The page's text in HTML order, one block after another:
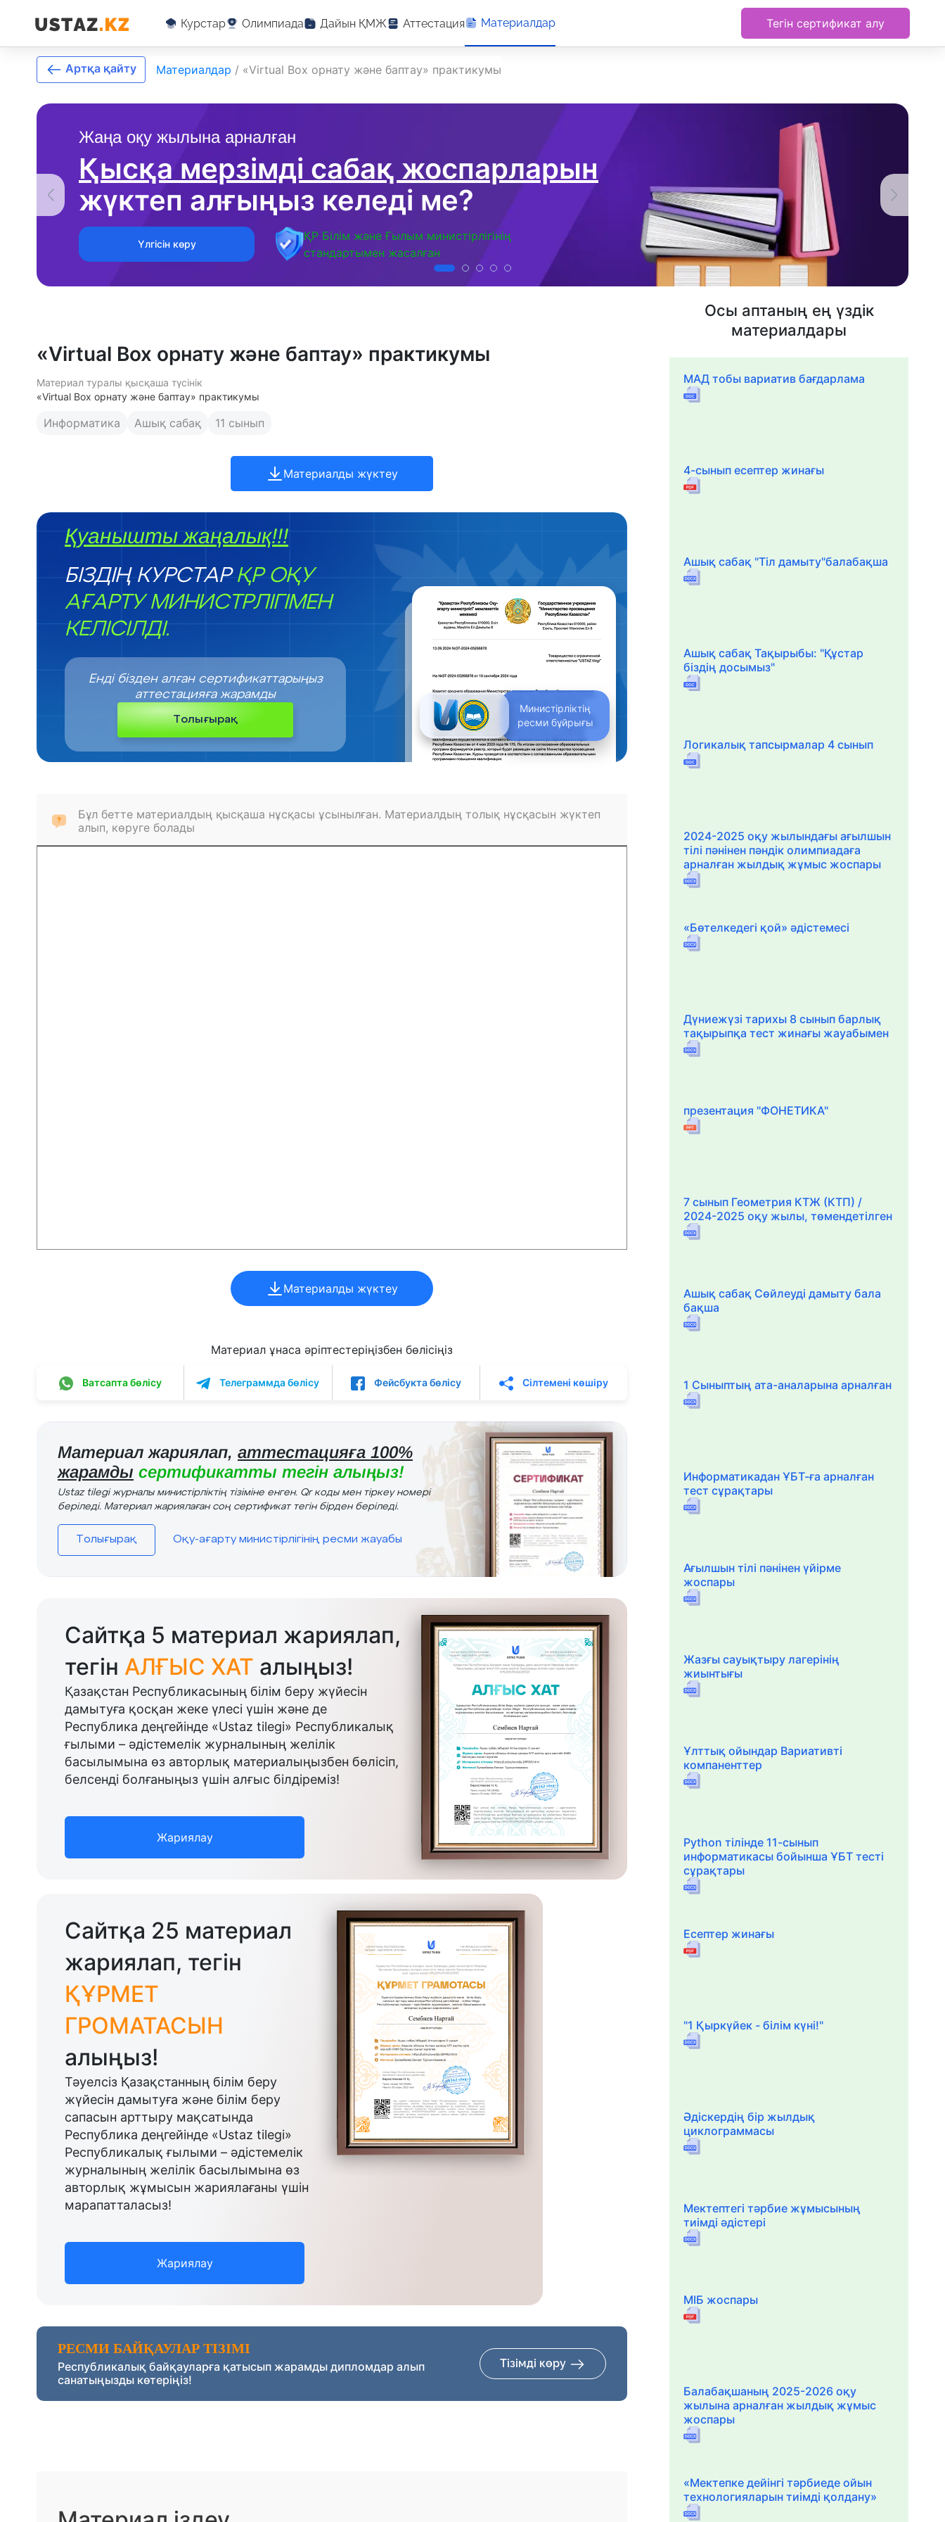
Курстар Олимпиада Дайын ҚМЖ Аттестация Материалдар Тегін сертификат алу
Жаңа оқу жылына арналған
Қысқа мерзімді сабақ жоспарларын
жүктеп алғыңыз келеді ме?
Үлгісін көру
ҚР Білім және Ғылым министірлігінің
стандартымен жасалған
Артқа қайту Материалдар / «Virtual Box орнату және баптау» практикумы
«Virtual Box орнату және баптау» практикумы
Материал туралы қысқаша түсінік
«Virtual Box орнату және баптау» практикумы
Информатика Ашық сабақ 11 сынып
Материалды жүктеу
Қуанышты жаңалық!!!
БІЗДІҢ КУРСТАР ҚР ОҚУ
АҒАРТУ МИНИСТРЛІГІМЕН
КЕЛІСІЛДІ.
Министірліктің
ресми бұйрығы
Енді бізден алған сертификаттарыңыз
аттестацияға жарамды
Толығырақ
Бұл бетте материалдың қысқаша нұсқасы ұсынылған. Материалдың толық нұсқасын жүктеп
алып, көруге болады
Материалды жүктеу
Материал ұнаса әріптестеріңізбен бөлісіңіз
Ватсапта бөлісу Телеграммда бөлісу Фейсбукта бөлісу Сілтемені көшіру
Материал жариялап, аттестацияға 100%
жарамды сертификатты тегін алыңыз!
Ustaz tilegi журналы министірліктің тізіміне енген. Qr коды мен тіркеу номері
беріледі. Материал жариялаған соң сертификат тегін бірден беріледі.
Толығырақ Оқу-ағарту министірлігінің ресми жауабы
Сайтқа 5 материал жариялап,
тегін АЛҒЫС ХАТ алыңыз!
Қазақстан Республикасының білім беру жүйесін
дамытуға қосқан жеке үлесі үшін және де
Республика деңгейінде «Ustaz tilegi» Республикалық
ғылыми – әдістемелік журналының желілік
басылымына өз авторлық материалыңызбен бөлісіп,
белсенді болғаныңыз үшін алғыс білдіреміз!
Жариялау
Сайтқа 25 материал
жариялап, тегін
ҚҰРМЕТ
ГРОМАТАСЫН
алыңыз!
Тәуелсіз Қазақстанның білім беру
жүйесін дамытуға және білім беру
сапасын арттыру мақсатында
Республика деңгейінде «Ustaz tilegi»
Республикалық ғылыми – әдістемелік
журналының желілік басылымына өз
авторлық жұмысын жариялағаны үшін
марапатталасыз!
Жариялау
РЕСМИ БАЙҚАУЛАР ТІЗІМІ
Республикалық байқауларға қатысып жарамды дипломдар алып
санатыңызды көтеріңіз!
Тізімді көру
Осы аптаның ең үздік
материалдары
МАД тобы вариатив бағдарлама
4-сынып есептер жинағы
Ашық сабақ "Тіл дамыту"балабақша
Ашық сабақ Тақырыбы: "Құстар
біздің досымыз"
Логикалық тапсырмалар 4 сынып
2024-2025 оқу жылындағы ағылшын
тілі пәнінен пәндік олимпиадаға
арналған жылдық жұмыс жоспары
«Бөтелкедегі қой» әдістемесі
Дүниежүзі тарихы 8 сынып барлық
тақырыпқа тест жинағы жауабымен
презентация "ФОНЕТИКА"
7 сынып Геометрия КТЖ (КТП) /
2024-2025 оқу жылы, төмендетілген
Ашық сабақ Сөйлеуді дамыту бала
бақша
1 Сыныптың ата-аналарына арналған
Информатикадан ҰБТ-ға арналған
тест сұрақтары
Ағылшын тілі пәнінен үйірме
жоспары
Жазғы сауықтыру лагерінің
жиынтығы
Ұлттық ойындар Вариативті
компаненттер
Python тілінде 11-сынып
информатикасы бойынша ҰБТ тесті
сұрақтары
Есептер жинағы
"1 Қыркүйек - білім күні!"
Әдіскердің бір жылдық
циклограммасы
Мектептегі тәрбие жұмысының
тиімді әдістері
МІБ жоспары
Балабақшаның 2025-2026 оқу
жылына арналған жылдық жұмыс
жоспары
«Мектепке дейінгі тәрбиеде ойын
технологияларын тиімді қолдану»